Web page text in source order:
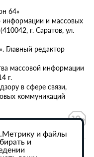
64»
информации и массовых
г. Саратов, ул.
редактор
массовой информации
г.
в сфере связи,
коммуникаций
данных
и файлы
и